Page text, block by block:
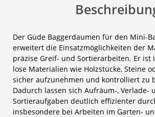
Der Güde Baggerdaumen für den Mini-
erweitert die Einsatzmöglichkeiten der
präzise Greif- und Sortierarbeiten. Er ist
lose Materialien wie Holzstücke, Steine
sicher aufzunehmen und kontrolliert zu
Dadurch lassen sich Aufräum-, Verlade-
Sortieraufgaben deutlich effizienter
insbesondere bei Arbeiten im Garten-